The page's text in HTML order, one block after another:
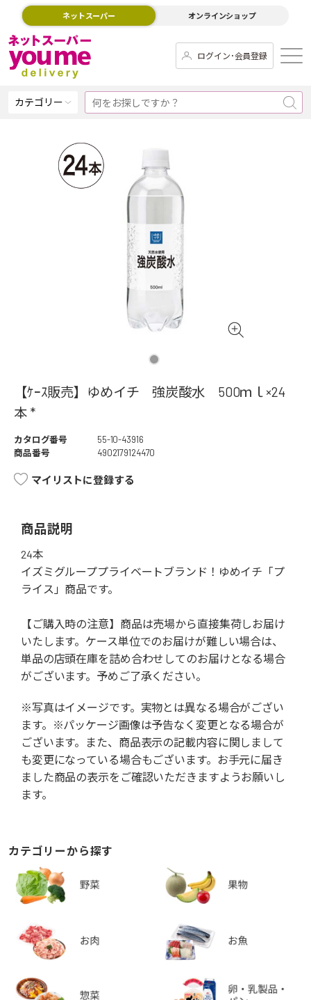
ネットスーパー オンラインショップ
ログイン･会員登録
カテゴリー
【ｹｰｽ販売】ゆめイチ 強炭酸水 500ｍｌ×24
本 *
カタログ番号
55-10-43916
商品番号
4902179124470
マイリストに登録する
商品説明
24本
イズミグループプライベートブランド！ゆめイチ「プ
ライス」商品です。
【ご購入時の注意】商品は売場から直接集荷しお届け
いたします。ケース単位でのお届けが難しい場合は、
単品の店頭在庫を詰め合わせしてのお届けとなる場合
がございます。予めご了承ください。
※写真はイメージです。実物とは異なる場合がござい
ます。※パッケージ画像は予告なく変更となる場合が
ございます。また、商品表示の記載内容に関しまして
も変更になっている場合もございます。お手元に届き
ました商品の表示をご確認いただきますようお願いし
ます。
カテゴリーから探す